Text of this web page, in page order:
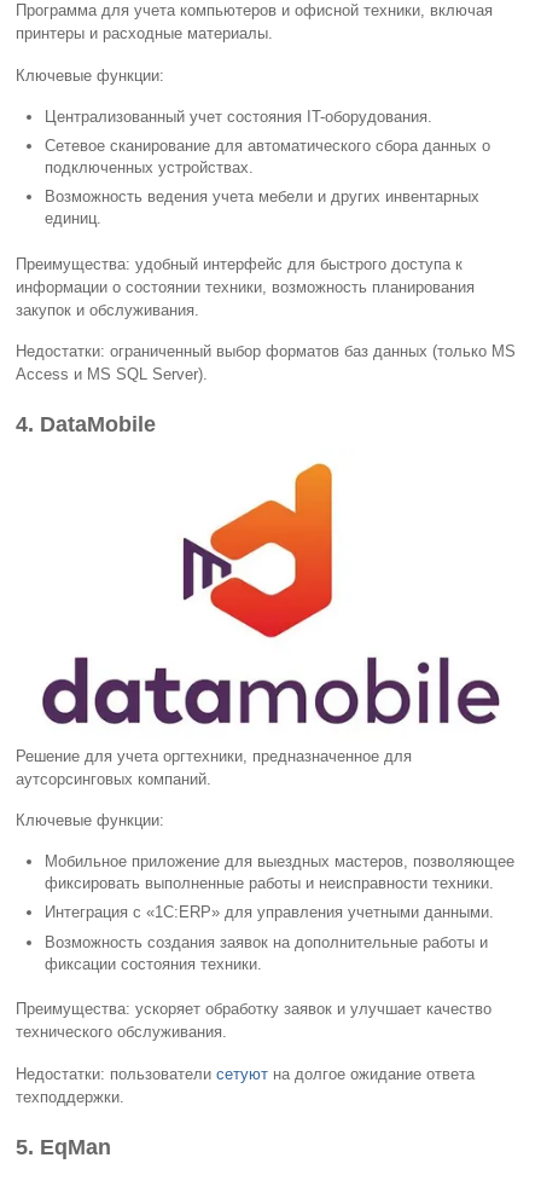
Программа для учета компьютеров и офисной техники, включая
принтеры и расходные материалы.
Ключевые функции:
Централизованный учет состояния IT-оборудования.
Сетевое сканирование для автоматического сбора данных о
подключенных устройствах.
Возможность ведения учета мебели и других инвентарных
единиц.
Преимущества: удобный интерфейс для быстрого доступа к
информации о состоянии техники, возможность планирования
закупок и обслуживания.
Недостатки: ограниченный выбор форматов баз данных (только MS
Access и MS SQL Server).
4. DataMobile
Решение для учета оргтехники, предназначенное для
аутсорсинговых компаний.
Ключевые функции:
Мобильное приложение для выездных мастеров, позволяющее
фиксировать выполненные работы и неисправности техники.
Интеграция с «1С:ERP» для управления учетными данными.
Возможность создания заявок на дополнительные работы и
фиксации состояния техники.
Преимущества: ускоряет обработку заявок и улучшает качество
технического обслуживания.
Недостатки: пользователисетуют на долгое ожидание ответа
техподдержки.
5. EqMan